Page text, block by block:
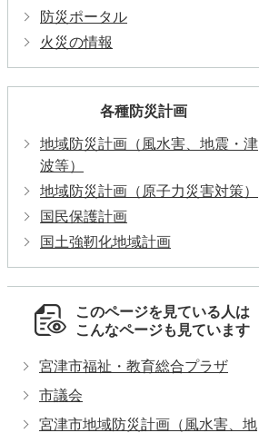
防災ポータル
火災の情報
各種防災計画
地域防災計画（風水害、地震・津
波等）
地域防災計画（原子力災害対策）
国民保護計画
国土強靭化地域計画
このページを見ている人は
こんなページも見ています
宮津市福祉・教育総合プラザ
市議会
宮津市地域防災計画（風水害、地